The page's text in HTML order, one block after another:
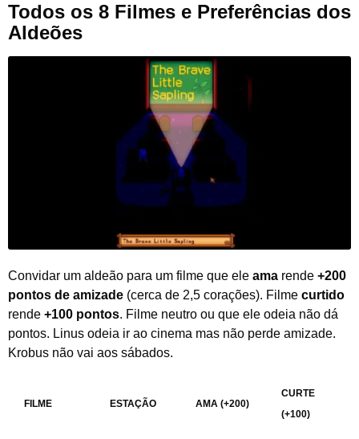
Todos os 8 Filmes e Preferências dos
Aldeões
Convidar um aldeão para um filme que ele ama rende +200
pontos de amizade (cerca de 2,5 corações). Filme curtido
rende +100 pontos. Filme neutro ou que ele odeia não dá
pontos. Linus odeia ir ao cinema mas não perde amizade.
Krobus não vai aos sábados.
FILME ESTAÇÃO AMA (+200)
CURTE
(+100)